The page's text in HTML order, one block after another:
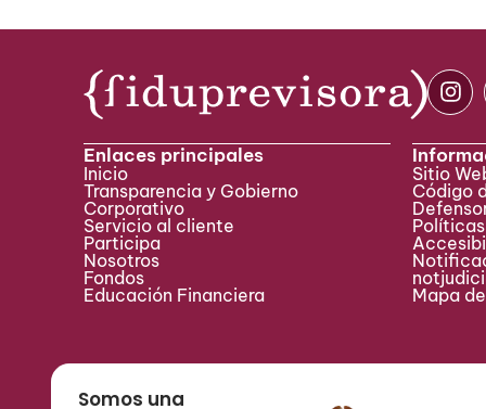
Enlaces principales
Inicio
Transparencia y Gobierno
Corporativo
Servicio al cliente
Participa ​
Nosotros
Fondos
Educación Financiera
Sitio
Código
Políticas
Mapa
Somos una